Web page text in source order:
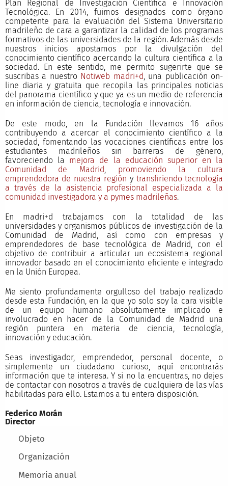
Main menu
Objeto
Organización
Memoria anual
Plan Regional de Investigación Científica e Innovación
Tecnológica. En 2014, fuimos designados como órgano
competente para la evaluación del Sistema Universitario
madrileño de cara a garantizar la calidad de los programas
formativos de las universidades de la región. Además desde
nuestros inicios apostamos por la divulgación del
conocimiento científico acercando la cultura científica a la
sociedad. En este sentido, me permito sugerirte que se
suscribas a nuestro Notiweb madri+d , una publicación on-
line diaria y gratuita que recopila las principales noticias
del panorama científico y que ya es un medio de referencia
en información de ciencia, tecnología e innovación.
De este modo, en la Fundación llevamos 16 años
contribuyendo a acercar el conocimiento científico a la
sociedad, fomentando las vocaciones científicas entre los
estudiantes madrileños sin barreras de género,
favoreciendo la mejora de la educación superior en la
Comunidad de Madrid
promoviendo la cultura
emprendedora de nuestra región y transfiriendo tecnología
a través de la asistencia profesional especializada a la
comunidad investigadora y a pymes madrileñas.
En madri+d trabajamos con la totalidad de las
universidades y organismos públicos de investigación de la
Comunidad de Madrid, así como con empresas y
emprendedores de base tecnológica de Madrid, con el
objetivo de contribuir a articular un ecosistema regional
innovador basado en el conocimiento eficiente e integrado
en la Unión Europea.
Me siento profundamente orgulloso del trabajo realizado
desde esta Fundación, en la que yo solo soy la cara visible
de un equipo humano absolutamente implicado e
involucrado en hacer de la Comunidad de Madrid una
región puntera en materia de ciencia, tecnología,
innovación y educación.
Seas investigador, emprendedor, personal docente, o
simplemente un ciudadano curioso, aquí encontrarás
información que te interesa. Y si no la encuentras, no dejes
de contactar con nosotros a través de cualquiera de las vías
habilitadas para ello. Estamos a tu entera disposición.
Federico Morán
Director